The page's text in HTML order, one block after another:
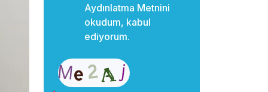
Aydınlatma Metnini
okudum, kabul
ediyorum.